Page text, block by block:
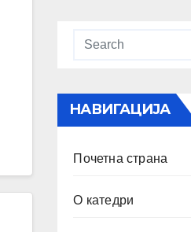
НАВИГАЦИЈА
Почетна страна
О катедри